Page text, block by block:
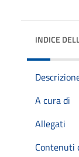
INDICE
A cura di
Allegati
Contenuti